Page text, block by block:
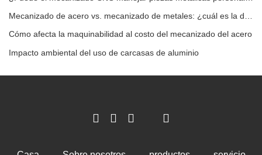
Cómo afecta la maquinabilidad al costo del mecanizado del acero
Impacto ambiental del uso de carcasas de aluminio